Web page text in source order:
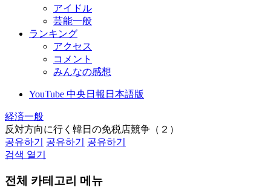
アイドル
芸能一般
ランキング
アクセス
コメント
みんなの感想
YouTube 中央日報日本語版
経済一般
反対方向に行く韓日の免税店競争（２）
공유하기
공유하기
공유하기
검색 열기
전체 카테고리 메뉴